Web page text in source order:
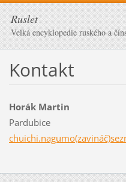
Ruslet
Velká encyklopedie ruského a
Kontakt
Horák Martin
Pardubice